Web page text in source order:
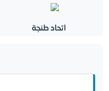
اتحاد طنجة